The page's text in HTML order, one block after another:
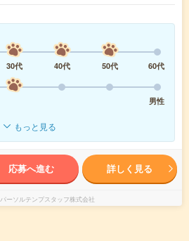
30代 40代 50代
60代
男性
もっと見る
応募へ進む 詳しく見る
パーソルテンプスタッフ株式会社